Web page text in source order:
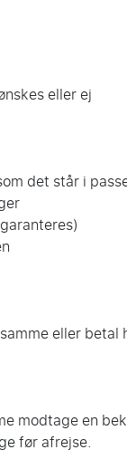
eller ej
det står i
eller betal
modtage en
før afrejse.